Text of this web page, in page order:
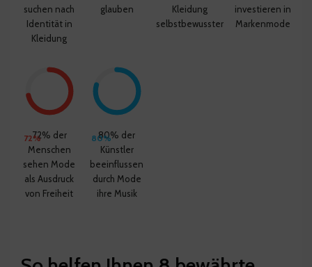
suchen nach
Identität in
Kleidung
glauben
Kleidung
selbstbewusster
investieren in
Markenmode
72%72% der
Menschen
sehen Mode
als Ausdruck
von Freiheit
80%
80% der
Künstler
beeinflussen
durch Mode
ihre Musik